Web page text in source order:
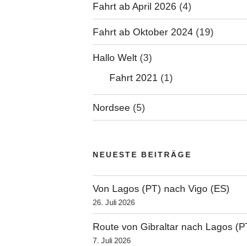
Fahrt ab April 2026 (4)
Fahrt ab Oktober 2024(19)
Hallo Welt(3)
Fahrt 2021(1)
Nordsee(5)
NEUESTE BEITRÄGE
Von Lagos (PT) nach Vigo (ES)
26. Juli 2026
Route von Gibraltar nach Lagos
7. Juli 2026